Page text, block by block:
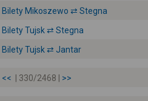
Bilety Mikoszewo ⇄ Stegna
Bilety Tujsk ⇄ Stegna
Bilety Tujsk ⇄ Jantar
<< | 330/2468 | >>